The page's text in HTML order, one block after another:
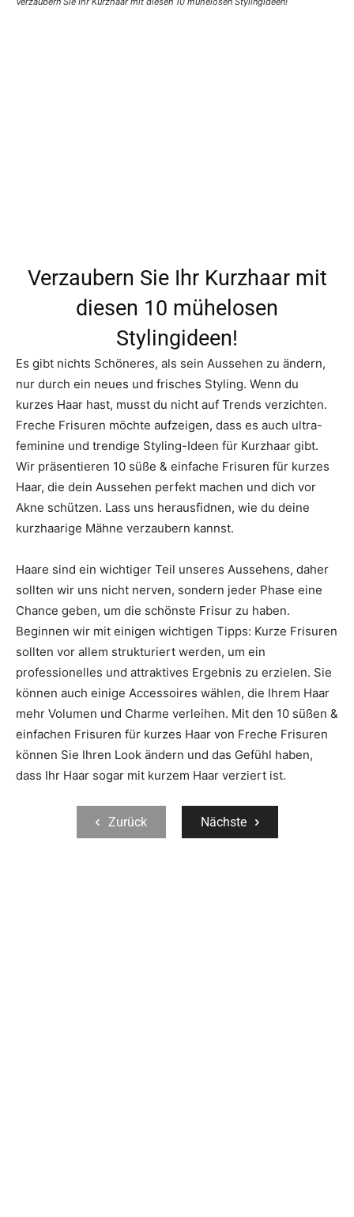
Verzaubern Sie Ihr Kurzhaar mit
diesen 10 mühelosen
Stylingideen!
Es gibt nichts Schöneres, als sein Aussehen zu ändern,
nur durch ein neues und frisches Styling. Wenn du
kurzes Haar hast, musst du nicht auf Trends verzichten.
Freche Frisuren möchte aufzeigen, dass es auch ultra-
feminine und trendige Styling-Ideen für Kurzhaar gibt.
Wir präsentieren 10 süße & einfache Frisuren für kurzes
Haar, die dein Aussehen perfekt machen und dich vor
Akne schützen. Lass uns herausfidnen, wie du deine
kurzhaarige Mähne verzaubern kannst.
Haare sind ein wichtiger Teil unseres Aussehens, daher
sollten wir uns nicht nerven, sondern jeder Phase eine
Chance geben, um die schönste Frisur zu haben.
Beginnen wir mit einigen wichtigen Tipps: Kurze Frisuren
sollten vor allem strukturiert werden, um ein
professionelles und attraktives Ergebnis zu erzielen. Sie
können auch einige Accessoires wählen, die Ihrem Haar
mehr Volumen und Charme verleihen. Mit den 10 süßen &
einfachen Frisuren für kurzes Haar von Freche Frisuren
können Sie Ihren Look ändern und das Gefühl haben,
dass Ihr Haar sogar mit kurzem Haar verziert ist.
Zurück Nächste